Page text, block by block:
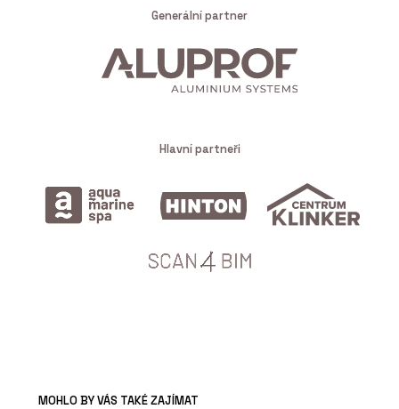
Generální partner
Hlavní partneři
MOHLO BY VÁS TAKÉ ZAJÍMAT